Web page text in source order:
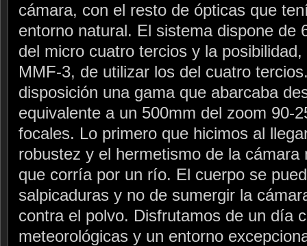
cámara, con el resto de ópticas que
entorno natural. El sistema dispone de
del micro cuatro tercios y la
MMF-3, de utilizar los del cuatro
disposición una gama que abarcaba
equivalente a un 500mm del zoom 90-
focales. Lo primero que hicimos al
robustez y el hermetismo de la cámara
que corría por un río. El cuerpo se
salpicaduras y no de sumergir la
contra el polvo. Disfrutamos de un día
meteorológicas y un entorno